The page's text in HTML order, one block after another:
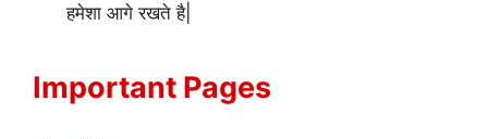
हमेशा आगे रखते है|
Important Pages